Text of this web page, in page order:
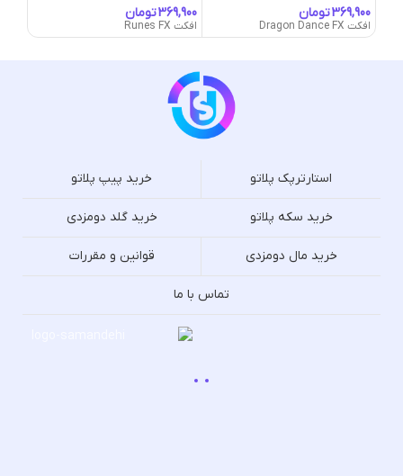
تومان
افکت Dragon Dance FX
تومان
افکت Runes FX
استارترپک پلاتو خرید پیپ پلاتو
خرید سکه پلاتو خرید گلد دومزدی
خرید مال دومزدی قوانین و مقررات
تماس با ما